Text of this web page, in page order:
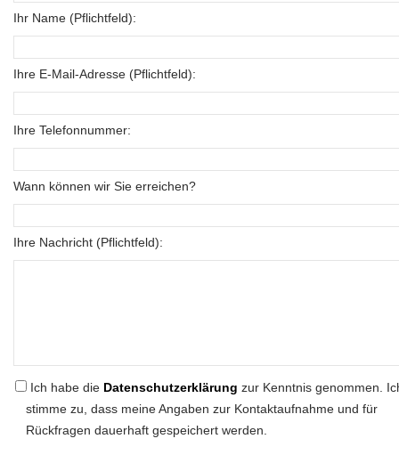
Ihr Name (Pflichtfeld):
Ihre E-Mail-Adresse (Pflichtfeld):
Ihre Telefonnummer:
Wann können wir Sie erreichen?
Ihre Nachricht (Pflichtfeld):
Ich habe die Datenschutzerklärung zur Kenntnis genommen.
stimme zu, dass meine Angaben zur Kontaktaufnahme und für
Rückfragen dauerhaft gespeichert werden.